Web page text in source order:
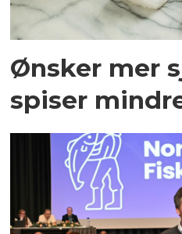
Ønsker mer
spiser